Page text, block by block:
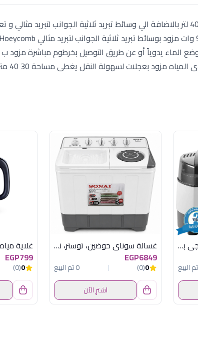
مبرد هواء سوناي فلو 40 بقوة 90 وات مزود بتانك مياة سعة 40 لتر بالاضافة الي وسائط تبريد ثلاثية الجوانب
مزود بعجلات لسهولة النقل يغطى مساحة 30 40 متر
FH1363.BK مقلاية ديلونجى بدون زيت متعددة
غسالة سوناي حوضين، توستر، نصف أوتوماتيك، 12 كجم، بباب دعك ومؤقت للغسيل والعصر MAR-208
EGP6849
0
(0)
0 تم البيع
اشترِ الآن
EGP799
0
(0)